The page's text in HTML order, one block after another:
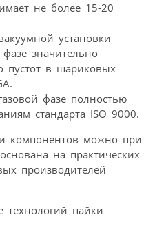
не более 15-20
установки
значительно
пустот в шариковых
фазе полностью
стандарта ISO 9000.
компонентов можно при
на практических
производителей
технологий пайки